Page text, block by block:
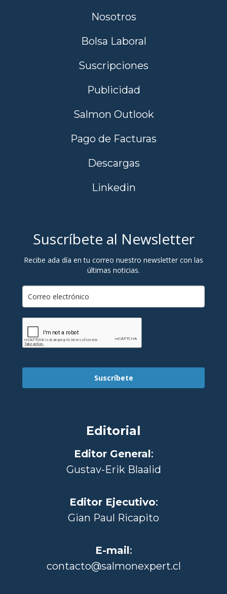
Nosotros
Bolsa Laboral
Suscripciones
Publicidad
Salmon Outlook
Pago de Facturas
Descargas
Linkedin
Suscríbete al Newsletter
Recibe ada día en tu correo nuestro newsletter con las
últimas noticias.
Suscríbete
Editorial
Editor General:
Gustav-Erik Blaalid
Editor Ejecutivo:
Gian Paul Ricapito
E-mail:
contacto@salmonexpert.cl